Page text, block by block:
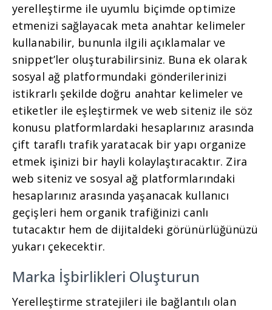
yerelleştirme ile uyumlu biçimde optimize
etmenizi sağlayacak meta anahtar kelimeler
kullanabilir, bununla ilgili açıklamalar ve
snippet’ler oluşturabilirsiniz. Buna ek olarak
sosyal ağ platformundaki gönderilerinizi
istikrarlı şekilde doğru anahtar kelimeler ve
etiketler ile eşleştirmek ve web siteniz ile söz
konusu platformlardaki hesaplarınız arasında
çift taraflı trafik yaratacak bir yapı organize
etmek işinizi bir hayli kolaylaştıracaktır. Zira
web siteniz ve sosyal ağ platformlarındaki
hesaplarınız arasında yaşanacak kullanıcı
geçişleri hem organik trafiğinizi canlı
tutacaktır hem de dijitaldeki görünürlüğünüzü
yukarı çekecektir.
Marka İşbirlikleri Oluşturun
Yerelleştirme stratejileri ile bağlantılı olan